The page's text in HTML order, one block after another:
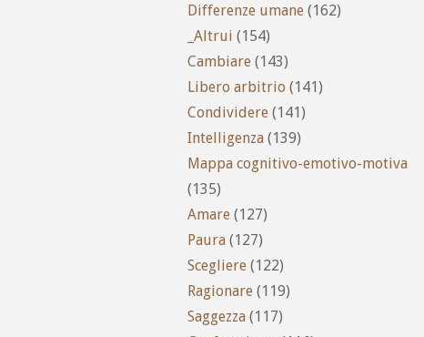
Differenze umane (162)
_Altrui (154)
Cambiare (143)
Libero arbitrio (141)
Condividere (141)
Intelligenza (139)
Mappa cognitivo-emotivo-motiva
(135)
Amare (127)
Paura (127)
Scegliere (122)
Ragionare (119)
Saggezza (117)